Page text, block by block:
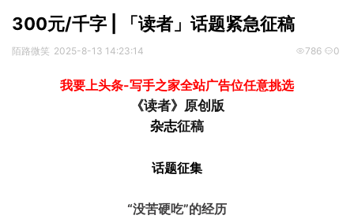
300元/千字 | 「读者」话题紧急征稿
陌路微笑 2025-8-13 14:23:14 786 0
我要上头条-写手之家全站广告位任意挑选
《读者》原创版
杂志征稿
话题征集
“没苦硬吃”的经历